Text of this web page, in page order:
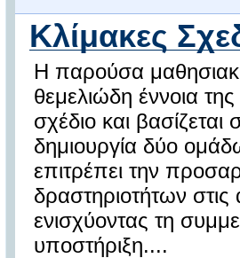
Κλίμακες
Η παρούσα
θεμελιώδη έννοια της
σχέδιο και
δημιουργία δύο
επιτρέπει την
δραστηριοτήτων
ενισχύοντας τη
υποστήριξη....